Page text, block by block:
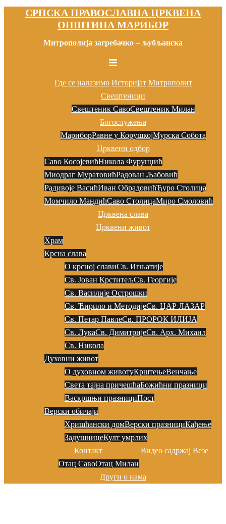
СРПСКА ПРАВОСЛАВНА ЦРКВЕНА
ОПШТИНА МАРИБОР
Митрополија загребачко – љубљанска
Toggle
Где се налазимо Историјат Митрополит
Свештеници
Свештеник СавоСвештеник Милан
Богослужења
МариборРавне у КорушкојМурска Собота
Црквени одбор
Саво КосојевићНикола Фурунџић
Миодраг МуратовићРадован Љaбовић
Радивоје ВасићИван ОбрадовићЂуро Столица
Момчило МандићСаво СтолицаМиро Смоловић
Црквена слава
Црквени живот
Храм
Крсна слава
О крсној славиСв. Игњатије
Св. Јован КрститељСв. Георгије
Св. Василије Острошки
Св. Ћирило и МетодијеСв. ЦАР ЛАЗАР
Св. Петар ПавлеСв. ПРОРОК ИЛИЈА
Св. ЛукаСв. ДимитријеСв. Арх. Михаил
Св. Никола
Духовни живот
О духовном животуКрштењеВенчање
Света тајна причешћаБожићни празници
Васкршњи празнициПост
Верски обичаји
Хришћански домВерски празнициКађење
ЗадушницеКулт умрлих
Контакт
Отац СавоОтац Милан
Видео садржај Везе
Други о нама